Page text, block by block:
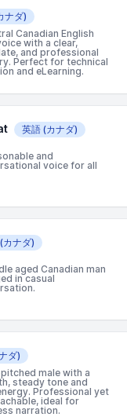
ナダ)
Canadian English
with a clear,
and professional
Perfect for technical
and eLearning.
英語 (カナダ)
and
voice for all
(カナダ)
aged Canadian man
in casual
ダ)
male with a
steady tone and
Professional yet
ideal for
narration.